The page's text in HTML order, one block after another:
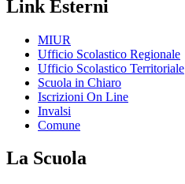
Link Esterni
MIUR
Ufficio Scolastico Regionale
Ufficio Scolastico Territoriale
Scuola in Chiaro
Iscrizioni On Line
Invalsi
Comune
La Scuola